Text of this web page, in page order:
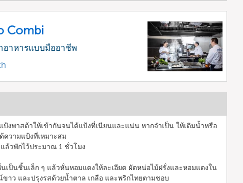
Combi
อาหารแบบมืออาชีพ
งพาสต้าให้เข้ากันจนได้แป้งที่เนียนและแน่น หากจำเป็น ให้เติมน้ำหรือ
ความแป้งที่เหมาะสม
ล้วพักไว้ประมาณ 1 ชั่วโมง
เป็นชิ้นเล็ก ๆ แล้วหั่นหอมแดงให้ละเอียด ผัดหน่อไม้ฝรั่งและหอมแดงใน
ขาว และปรุงรสด้วยน้ำตาล เกลือ และพริกไทยตามชอบ